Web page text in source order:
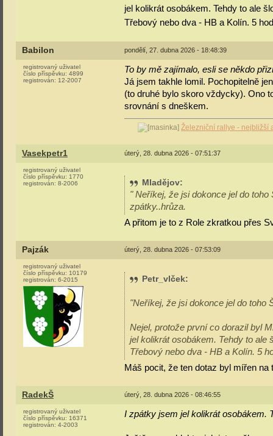
jel kolikrát osobákem. Tehdy to ale
Třebový nebo dva - HB a Kolín. 5
Babilon pondělí, 27. dubna 2026 - 18:48:39
registrovaný uživatel
číslo příspěvku: 4899
registrován: 12-2007
To by mě zajímalo, esli se někdo
Já jsem takhle lomil. Pochopitelně
(to druhé bylo skoro vždycky). Ono
srovnání s dneškem.
Železniční rallye - nejbližší
Vasekpetr1 úterý, 28. dubna 2026 - 07:51:37
registrovaný uživatel
číslo příspěvku: 1770
registrován: 8-2006 Mladějov:
" Neříkej, že jsi dokonce jel do
zpátky..hrůza.
A přitom je to z Role zkratkou přes
Pajzák úterý, 28. dubna 2026 - 07:53:09
registrovaný uživatel
číslo příspěvku: 10179
registrován: 6-2015 Petr_vlček:
"Neříkej, že jsi dokonce jel do toho
Nejel, protože první co dorazil byl
jel kolikrát osobákem. Tehdy to ale
Třebový nebo dva - HB a Kolín. 5
Máš pocit, že ten dotaz byl mířen na
RadekŠ úterý, 28. dubna 2026 - 08:46:55
registrovaný uživatel
číslo příspěvku: 16371
registrován: 4-2003
I zpátky jsem jel kolikrát osobákem.